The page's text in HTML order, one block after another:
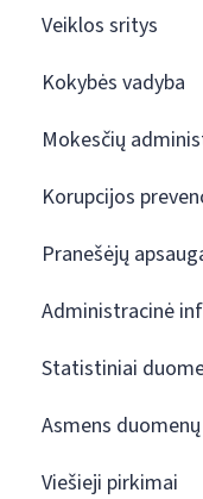
Veiklos sritys
Kokybės vadyba
Mokesčių
Korupcijos
Pranešėjų
Administracinė
Statistiniai
Asmens
Viešieji pirkimai